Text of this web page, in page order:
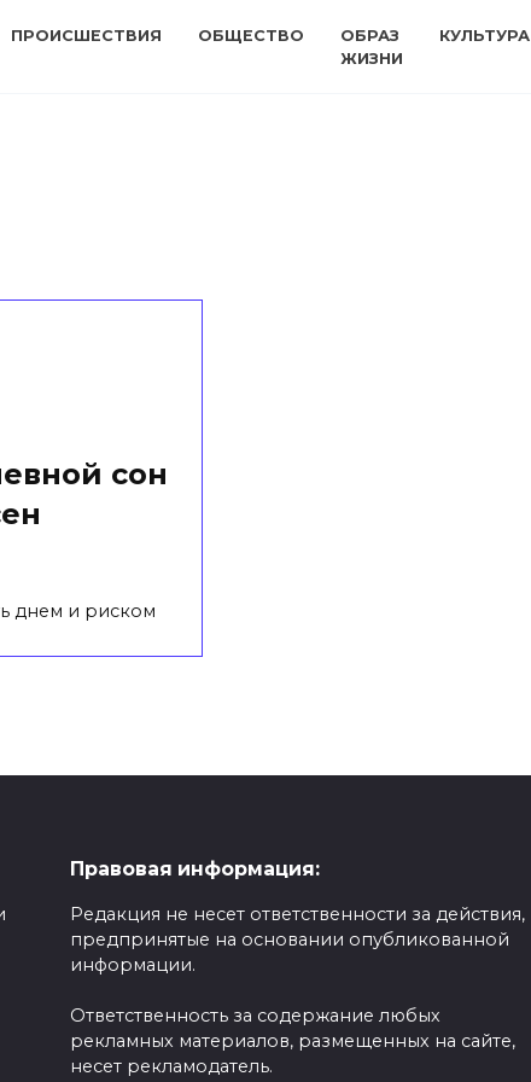
ПРОИСШЕСТВИЯ ОБЩЕСТВО
ОБРАЗ
ЖИЗНИ
КУЛЬТУРА
сон
днем и риском
Правовая информация:
Редакция не несет ответственности за действия,
предпринятые на основании опубликованной
информации.
Ответственность за содержание любых
рекламных материалов, размещенных на сайте,
несет рекламодатель.